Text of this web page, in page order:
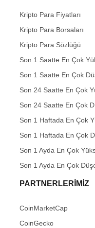
Kripto Para Fiyatları
Kripto Para Borsaları
Kripto Para Sözlüğü
Son 1 Saatte En Çok
Son 1 Saatte En Çok
Son 24 Saatte En Çok
Son 24 Saatte En Çok
Son 1 Haftada En Çok
Son 1 Haftada En Çok
Son 1 Ayda En Çok
Son 1 Ayda En Çok
PARTNERLERIMIZ
CoinMarketCap
CoinGecko